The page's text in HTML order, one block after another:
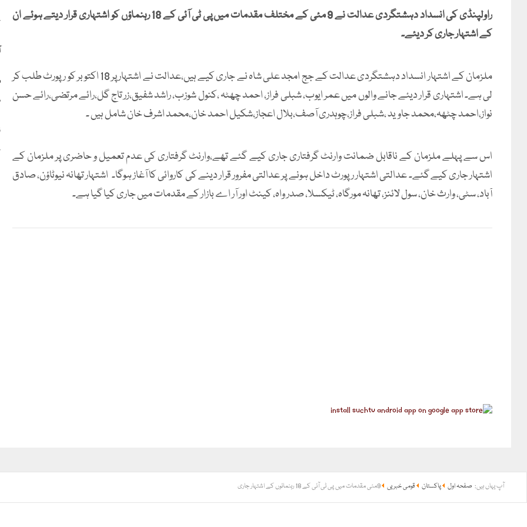
راولپنڈی کی انسداد دہشتگردی عدالت نے 9 مئی کے مختلف مقدمات میں پی ٹی آئی کے 18 رہنماؤں کو اشتہاری قرار دیتے ہوئے ان
کے اشتہار جاری کر دیئے۔
ملزمان کے اشتہار انسداد دہشتگردی عدالت کے جج امجد علی شاہ نے جاری کیے ہیں،عدالت نے اشتہار پر 18 اکتوبر کو رپورٹ طلب کر
لی ہے۔ اشتہاری قرار دیئے جانے والوں میں عمر ایوب، شبلی فراز، احمد چھٹہ ،کنول شوزب، راشد شفیق،زر تاج گل،رائے مرتضی،رائے حسن
نواز،احمد چٹھہ،محمد جاوید ،شبلی فراز،چوہدری آصف،بلال اعجاز،شکیل احمد خان،محمد اشرف خان شامل ہیں ۔
اس سے پہلے ملزمان کے ناقابل ضمانت وارنٹ گرفتاری جاری کیے گئے تھے،وارنٹ گرفتاری کی عدم تعمیل و حاضری پر ملزمان کے
اشتہار جاری کیے گئے۔ عدالتی اشتہار رپورٹ داخل ہونے پر عدالتی مفرور قرار دینے کی کاروائی کا آغاز ہوگا۔ اشتہار تھانہ نیوٹاؤن، صادق
آباد، سٹی، وارث خان، سول لائنز، تھانہ مورگاہ، ٹیکسلا، صدر واہ، کینٹ اور آر اے بازار کے مقدمات میں جاری کیا گیا ہے۔
آپ یہاں ہیں: صفحہ اول پاکستان قومی خبریں 9مئی مقدمات میں پی ٹی آئی کے 18 رہنمائوں کے اشتہار جاری